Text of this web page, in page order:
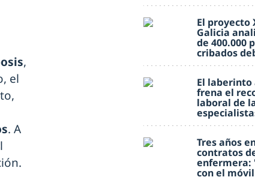
,
el
. A
El proyecto
Galicia
de 400.000
cribados
El
frena el
laboral de
Tres años
contratos
enfermera:
con el